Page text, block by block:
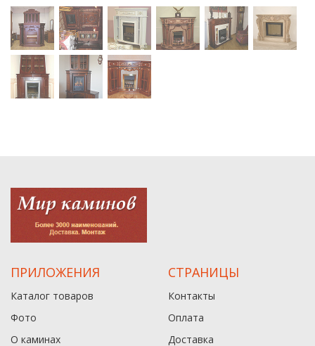
ПРИЛОЖЕНИЯ
Каталог товаров
Фото
О каминах
СТРАНИЦЫ
Контакты
Оплата
Доставка